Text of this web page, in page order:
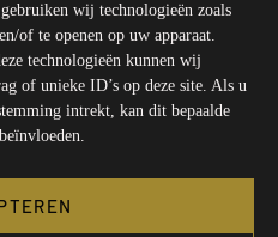
wij technologieën zoals
of te openen op uw apparaat.
technologieën kunnen wij
of unieke ID’s op deze site. Als u
intrekt, kan dit bepaalde